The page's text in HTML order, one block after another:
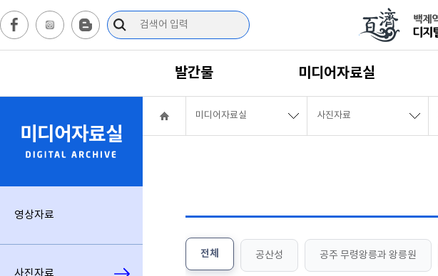
발간물 미디어자료실
미디어자료실
영상자료
사진자료
미디어자료실 사진자료
전체 공산성 공주 무령왕릉과 왕릉원